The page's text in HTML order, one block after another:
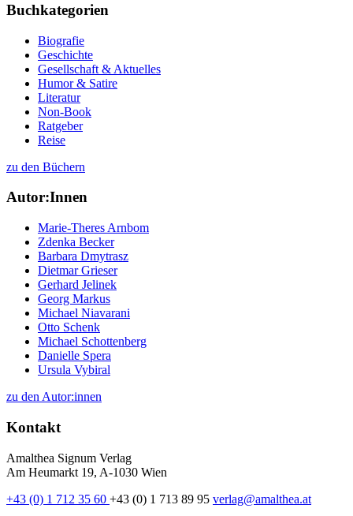
Buchkategorien
Biografie
Geschichte
Gesellschaft & Aktuelles
Humor & Satire
Literatur
Non-Book
Ratgeber
Reise
zu den Büchern
Autor:Innen
Marie-Theres Arnbom
Zdenka Becker
Barbara Dmytrasz
Dietmar Grieser
Gerhard Jelinek
Georg Markus
Michael Niavarani
Otto Schenk
Michael Schottenberg
Danielle Spera
Ursula Vybiral
zu den Autor:innen
Kontakt
Amalthea Signum Verlag
Am Heumarkt 19, A-1030 Wien
+43 (0) 1 712 35 60 +43 (0) 1 713 89 95 verlag@amalthea.at